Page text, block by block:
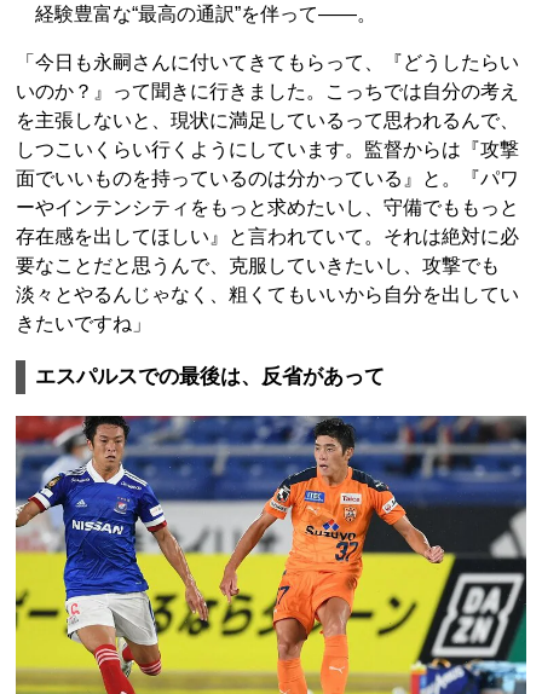
経験豊富な“最高の通訳”を伴って――。
「今日も永嗣さんに付いてきてもらって、『どうしたらい
いのか？』って聞きに行きました。こっちでは自分の考え
を主張しないと、現状に満足しているって思われるんで、
しつこいくらい行くようにしています。監督からは『攻撃
面でいいものを持っているのは分かっている』と。『パワ
ーやインテンシティをもっと求めたいし、守備でももっと
存在感を出してほしい』と言われていて。それは絶対に必
要なことだと思うんで、克服していきたいし、攻撃でも
淡々とやるんじゃなく、粗くてもいいから自分を出してい
きたいですね」
エスパルスでの最後は、反省があって